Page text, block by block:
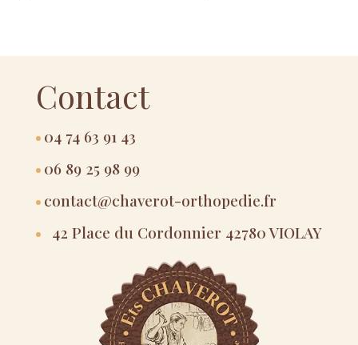
Contact
04 74 63 91 43
06 89 25 98 99
contact@chaverot-orthopedie.fr
42 Place du Cordonnier 42780 VIOLAY